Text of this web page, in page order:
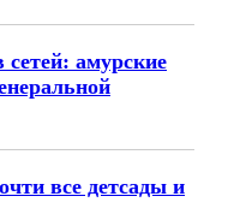
амурские
все детсады и